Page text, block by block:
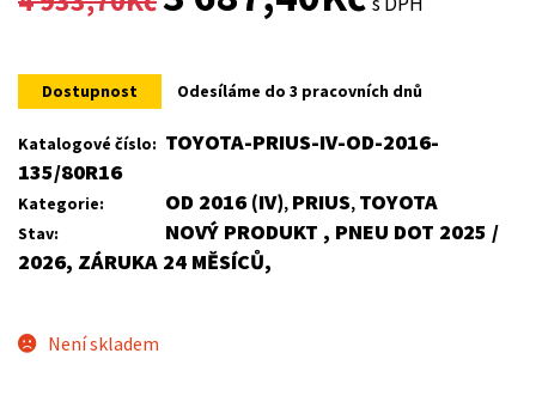
was:
4
is:
3
Dostupnost Odesíláme do 3 pracovních dnů
Katalogové číslo: TOYOTA-PRIUS-IV-OD-2016-
135/80R16
Kategorie: OD 2016 (IV), PRIUS, TOYOTA
Stav:
NOVÝ PRODUKT , PNEU DOT 2025 /
2026, ZÁRUKA 24 MĚSÍCŮ,
Není skladem